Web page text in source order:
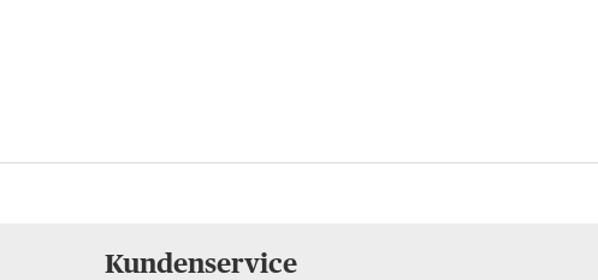
Kundenservice